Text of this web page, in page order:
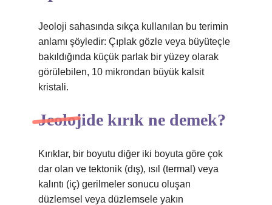
Jeoloji sahasında sıkça kullanılan bu terimin
anlamı şöyledir: Çıplak gözle veya büyüteçle
bakıldığında küçük parlak bir yüzey olarak
görülebilen, 10 mikrondan büyük kalsit
kristali.
Jeolojide kırık ne demek?
Kırıklar, bir boyutu diğer iki boyuta göre çok
dar olan ve tektonik (dış), ısıl (termal) veya
kalıntı (iç) gerilmeler sonucu oluşan
düzlemsel veya düzlemsele yakın